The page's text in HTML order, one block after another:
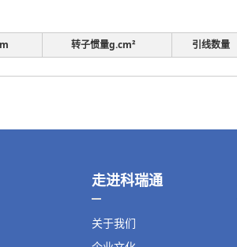
转子惯量g.cm² 引线数量
走进科瑞通
关于我们